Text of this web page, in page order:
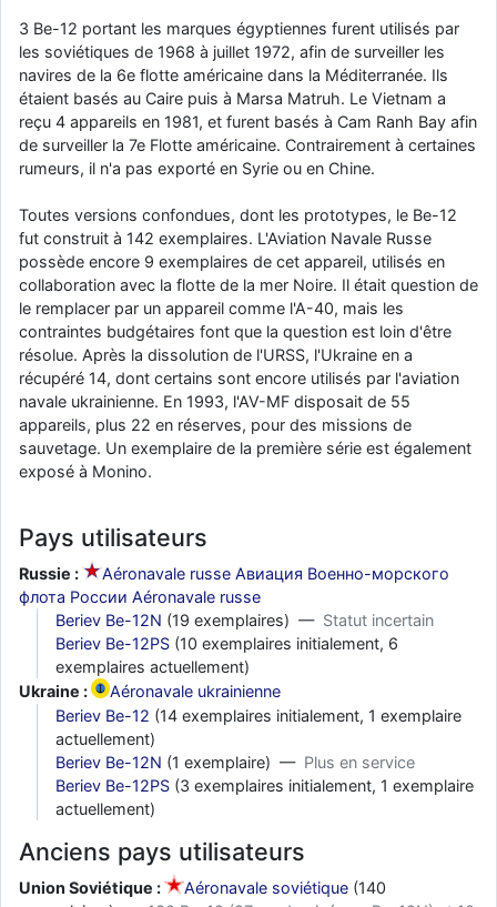
3 Be-12 portant les marques égyptiennes furent utilisés par
les soviétiques de 1968 à juillet 1972, afin de surveiller les
navires de la 6e flotte américaine dans la Méditerranée. Ils
étaient basés au Caire puis à Marsa Matruh. Le Vietnam a
reçu 4 appareils en 1981, et furent basés à Cam Ranh Bay afin
de surveiller la 7e Flotte américaine. Contrairement à certaines
rumeurs, il n'a pas exporté en Syrie ou en Chine.
Toutes versions confondues, dont les prototypes, le Be-12
fut construit à 142 exemplaires. L'Aviation Navale Russe
possède encore 9 exemplaires de cet appareil, utilisés en
collaboration avec la flotte de la mer Noire. Il était question de
le remplacer par un appareil comme l'A-40, mais les
contraintes budgétaires font que la question est loin d'être
résolue. Après la dissolution de l'URSS, l'Ukraine en a
récupéré 14, dont certains sont encore utilisés par l'aviation
navale ukrainienne. En 1993, l'AV-MF disposait de 55
appareils, plus 22 en réserves, pour des missions de
sauvetage. Un exemplaire de la première série est également
exposé à Monino.
Pays utilisateurs
Russie :
Aéronavale russe Авиация Военно-морского
флота России Aéronavale russe
Beriev Be-12N (19 exemplaires) — Statut incertain
Beriev Be-12PS (10 exemplaires initialement, 6
exemplaires actuellement)
Ukraine :
Aéronavale ukrainienne
Beriev Be-12 (14 exemplaires initialement, 1 exemplaire
actuellement)
Beriev Be-12N (1 exemplaire) — Plus en service
Beriev Be-12PS (3 exemplaires initialement, 1 exemplaire
actuellement)
Anciens pays utilisateurs
Union Soviétique : Aéronavale soviétique (140